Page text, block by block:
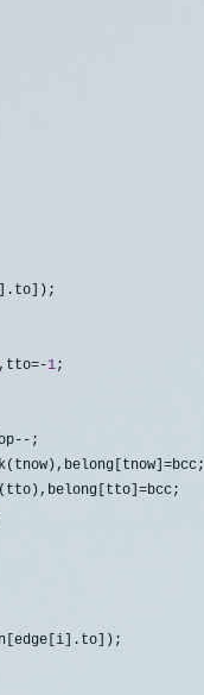
1;
;
bcc;
bcc;